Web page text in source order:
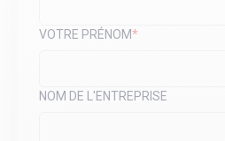
VOTRE PRÉNOM*
NOM DE L'ENTREPRISE